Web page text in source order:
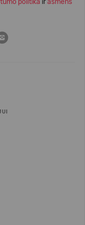
politika irasmens